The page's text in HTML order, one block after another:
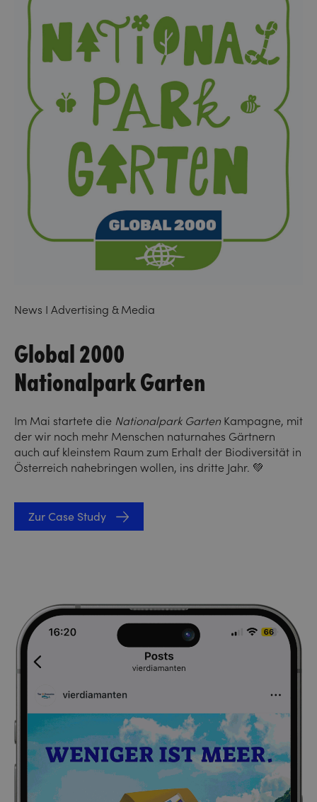
News I Advertising & Media
Global 2000
Nationalpark Garten
Im Mai startete die Nationalpark Garten Kampagne, mit
der wir noch mehr Menschen naturnahes Gärtnern
auch auf kleinstem Raum zum Erhalt der Biodiversität in
Österreich nahebringen wollen, ins dritte Jahr. 💚
Zur Case Study